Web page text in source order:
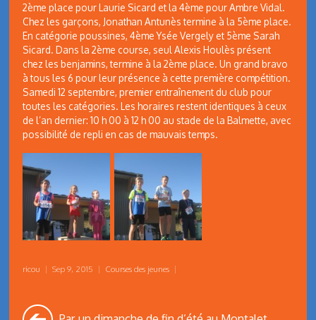
2ème place pour Laurie Sicard et la 4ème pour Ambre Vidal.
Chez les garçons, Jonathan Antunès termine à la 5ème place.
En catégorie poussines, 4ème Ysée Vergely et 5ème Sarah
Sicard. Dans la 2ème course, seul Alexis Houlès présent
chez les benjamins, termine à la 2ème place. Un grand bravo
à tous les 6 pour leur présence à cette première compétition.
Samedi 12 septembre, premier entraînement du club pour
toutes les catégories. Les horaires restent identiques à ceux
de l’an dernier: 10 h 00 à 12 h 00 au stade de la Balmette, avec
possibilité de repli en cas de mauvais temps.
ricou | Sep 9, 2015 | Courses des jeunes |